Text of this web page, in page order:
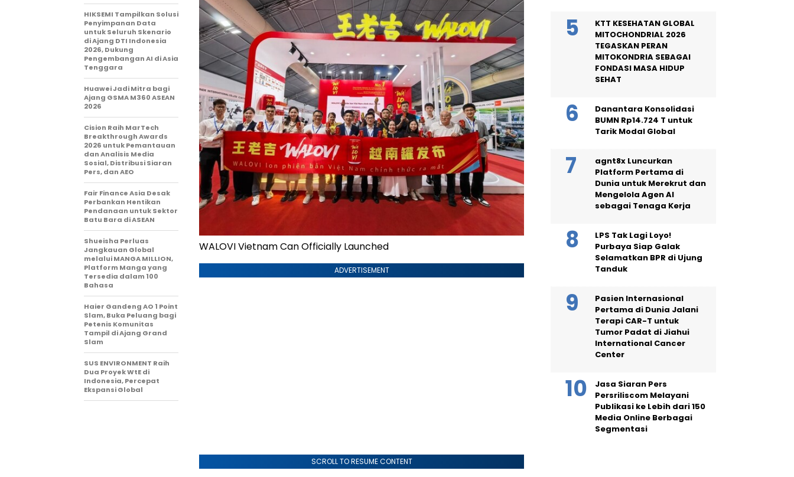
WALOVI Vietnam Can Officially Launched
ADVERTISEMENT
SCROLL TO RESUME CONTENT
HIKSEMI Tampilkan Solusi
Penyimpanan Data
untuk Seluruh Skenario
di Ajang DTI Indonesia
2026, Dukung
Pengembangan AI di Asia
Tenggara
Huawei Jadi Mitra bagi
Ajang GSMA M360 ASEAN
2026
Cision Raih MarTech
Breakthrough Awards
2026 untuk Pemantauan
dan Analisis Media
Sosial, Distribusi Siaran
Pers, dan AEO
Fair Finance Asia Desak
Perbankan Hentikan
Pendanaan untuk Sektor
Batu Bara di ASEAN
Shueisha Perluas
Jangkauan Global
melalui MANGA MILLION,
Platform Manga yang
Tersedia dalam 100
Bahasa
Haier Gandeng AO 1 Point
Slam, Buka Peluang bagi
Petenis Komunitas
Tampil di Ajang Grand
Slam
SUS ENVIRONMENT Raih
Dua Proyek WtE di
Indonesia, Percepat
Ekspansi Global
KTT KESEHATAN GLOBAL
MITOCHONDRIAL 2026
TEGASKAN PERAN
MITOKONDRIA SEBAGAI
FONDASI MASA HIDUP
SEHAT
Danantara Konsolidasi
BUMN Rp14.724 T untuk
Tarik Modal Global
agnt8x Luncurkan
Platform Pertama di
Dunia untuk Merekrut dan
Mengelola Agen AI
sebagai Tenaga Kerja
LPS Tak Lagi Loyo!
Purbaya Siap Galak
Selamatkan BPR di Ujung
Tanduk
Pasien Internasional
Pertama di Dunia Jalani
Terapi CAR-T untuk
Tumor Padat di Jiahui
International Cancer
Center
Jasa Siaran Pers
Persriliscom Melayani
Publikasi ke Lebih dari 150
Media Online Berbagai
Segmentasi